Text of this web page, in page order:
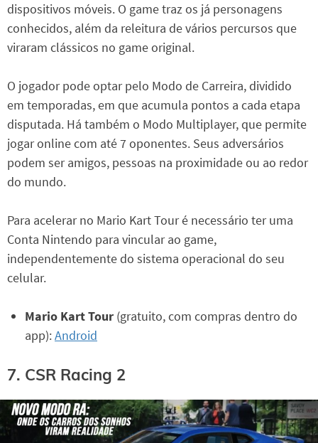
dispositivos móveis. O game traz os já personagens
conhecidos, além da releitura de vários percursos que
viraram clássicos no game original.
O jogador pode optar pelo Modo de Carreira, dividido
em temporadas, em que acumula pontos a cada etapa
disputada. Há também o Modo Multiplayer, que permite
jogar online com até 7 oponentes. Seus adversários
podem ser amigos, pessoas na proximidade ou ao redor
do mundo.
Para acelerar no Mario Kart Tour é necessário ter uma
Conta Nintendo para vincular ao game,
independentemente do sistema operacional do seu
celular.
Mario Kart Tour (gratuito, com compras dentro do
app):Android
7. CSR Racing 2